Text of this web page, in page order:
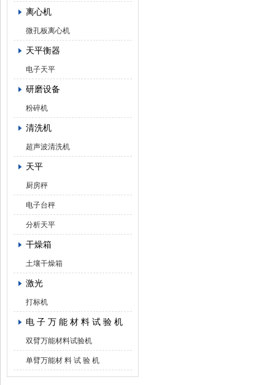
离心机
微孔板离心机
天平衡器
电子天平
研磨设备
粉碎机
清洗机
超声波清洗机
天平
厨房秤
电子台秤
分析天平
干燥箱
土壤干燥箱
激光
打标机
电 子 万 能 材 料 试 验 机
双臂万能材料试验机
单臂万能材 料 试 验 机